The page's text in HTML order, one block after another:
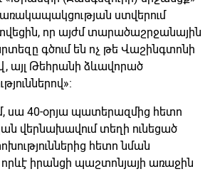
ստվերում
տվեցին, որ այժմ տարածաշրջանային
գծում են ոչ թե Վաշինգտոնի
այլ Թեհրանի ձևավորած
սա 40-օրյա պատերազմից հետո
վերնախավում տեղի ունեցած
հետո նման
իրանցի պաշտոնյայի առաջին